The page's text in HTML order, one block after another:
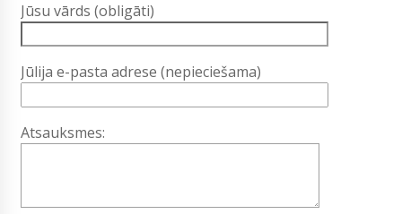
Jūsu vārds (obligāti)
Jūlija e-pasta adrese (nepieciešama)
Atsauksmes: